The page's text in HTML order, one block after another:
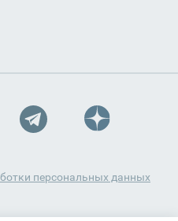
персональных данных